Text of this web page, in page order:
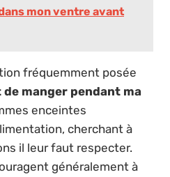
mon ventre avant
fréquemment posée
de manger pendant ma
enceintes
cherchant à
il leur faut respecter.
généralement à